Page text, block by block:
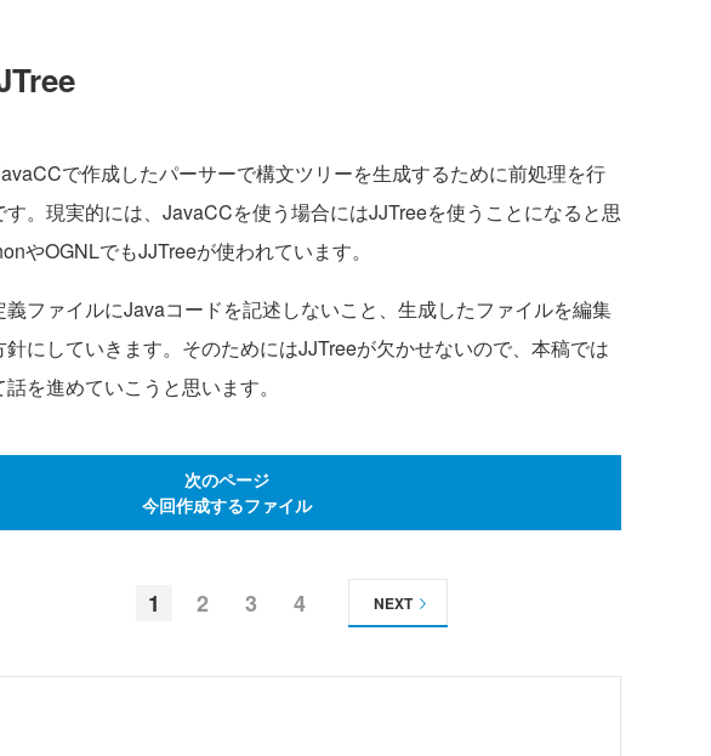
で作成したパーサーで構文ツリーを生成するために前処理を行
す。現実的には、JavaCCを使う場合にはJJTreeを使うことになると思
やOGNLでもJJTreeが使われています。
ファイルにJavaコードを記述しないこと、生成したファイルを編集
針にしていきます。そのためにはJJTreeが欠かせないので、本稿では
を進めていこうと思います。
次のページ
今回作成するファイル
1 2 3 4 NEXT